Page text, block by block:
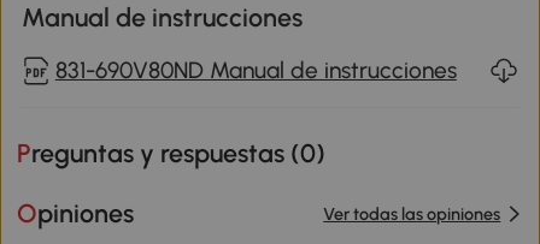
Manual de instrucciones
831-690V80ND Manual de instrucciones
Preguntas y respuestas (0)
Opiniones Ver todas las opiniones